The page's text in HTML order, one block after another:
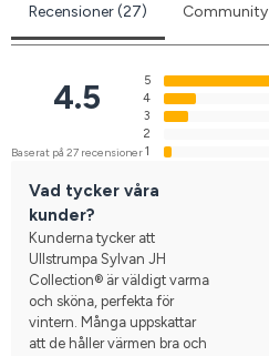
Recensioner (27) Community
4.5
Baserat på 27 recensioner
5
4
3
2
1
Vad tycker våra
kunder?
Kunderna tycker att
Ullstrumpa Sylvan JH
Collection® är väldigt varma
och sköna, perfekta för
vintern. Många uppskattar
att de håller värmen bra och